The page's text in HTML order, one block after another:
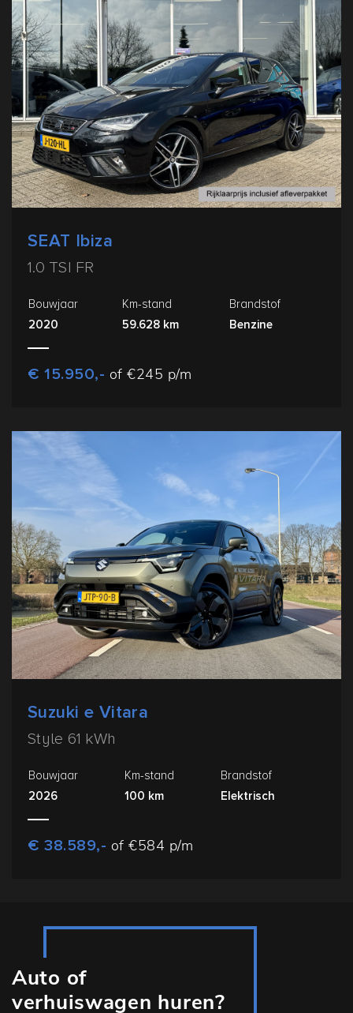
SEAT Ibiza
1.0 TSI FR
Bouwjaar
2020
Km-stand
59.628 km
Brandstof
Benzine
€ 15.950,- of €245 p/m
Suzuki e Vitara
Style 61 kWh
Bouwjaar
2026
Km-stand
100 km
Brandstof
Elektrisch
€ 38.589,- of €584 p/m
Auto of
verhuiswagen huren?